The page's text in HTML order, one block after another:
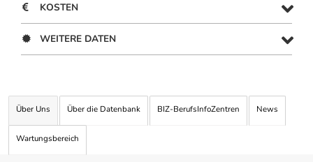
KOSTEN
WEITERE DATEN
Über Uns Über die Datenbank BIZ-BerufsInfoZentren News
Wartungsbereich